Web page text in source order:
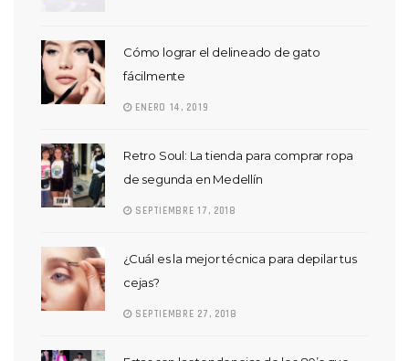
Cómo lograr el delineado de gato
fácilmente
ENERO 14, 2019
Retro Soul: La tienda para comprar ropa
de segunda en Medellín
SEPTIEMBRE 17, 2018
¿Cuál es la mejor técnica para depilar tus
cejas?
SEPTIEMBRE 27, 2018